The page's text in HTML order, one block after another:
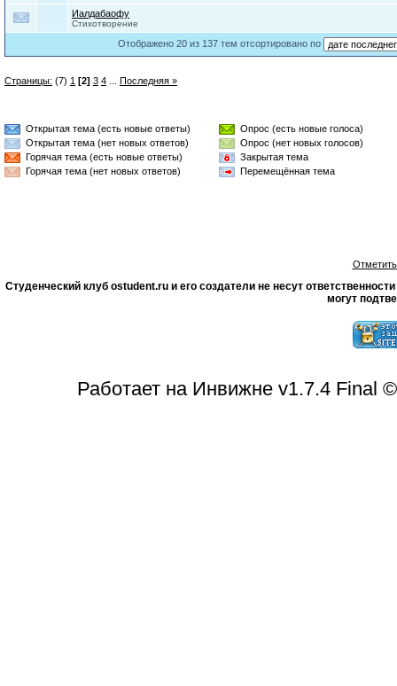
Иалдабаофу
Стихотворение
Отображено 20 из 137 тем отсортировано по
Страницы: (7) 1 [2] 3 4... Последняя »
Открытая тема (есть новые ответы)
Открытая тема (нет новых ответов)
Горячая тема (есть новые ответы)
Горячая тема (нет новых ответов)
Опрос (есть новые голоса)
Опрос (нет новых голосов)
Закрытая тема
Перемещённая тема
Студенческий клуб ostudent.ru и его создатели не несут
могут
Работает на Инвижне v1.7.4 Final